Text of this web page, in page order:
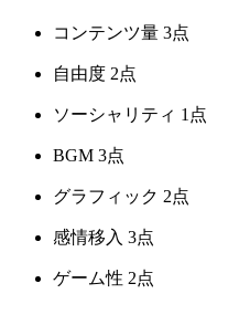
コンテンツ量 3点
自由度 2点
ソーシャリティ 1点
BGM 3点
グラフィック 2点
感情移入 3点
ゲーム性 2点